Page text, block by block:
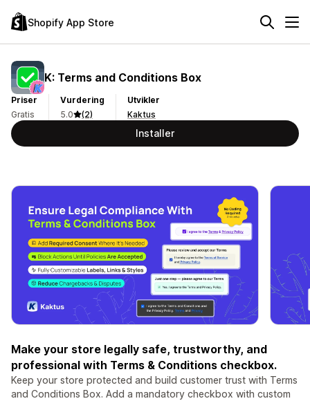
Shopify App Store
K: Terms and Conditions Box
Priser
Gratis
Vurdering
5.0
(2)
Utvikler
Kaktus
Installer
Make your store legally safe, trustworthy, and
professional with Terms & Conditions checkbox.
Keep your store protected and build customer trust with Terms
and Conditions Box. Add a mandatory checkbox with custom